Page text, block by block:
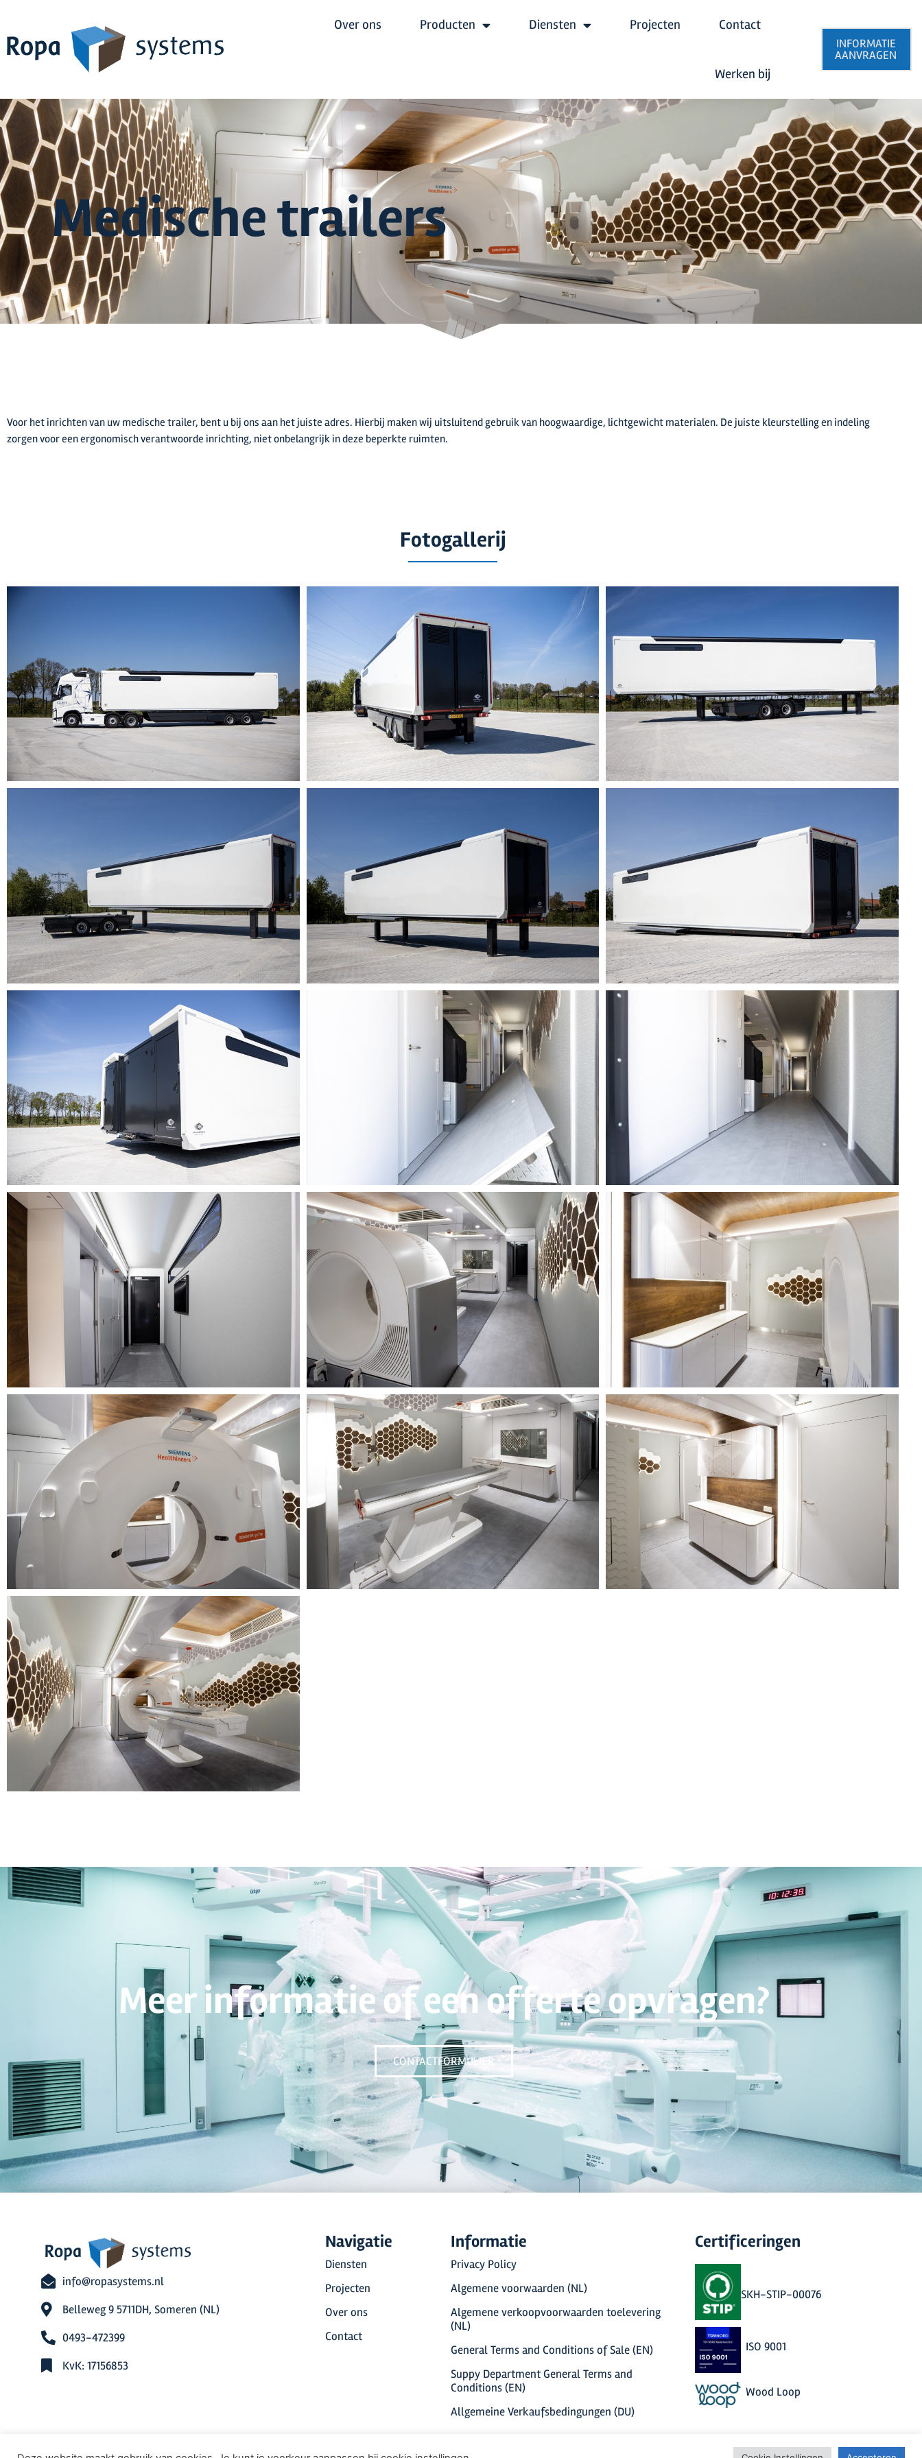
Over ons Producten Diensten Projecten Contact
Werken bij
INFORMATIE
AANVRAGEN
Medische trailers
Voor het inrichten van uw medische trailer, bent u bij ons aan het juiste adres. Hierbij maken wij uitsluitend gebruik van hoogwaardige, lichtgewicht materialen. De juiste kleurstelling en indeling
zorgen voor een ergonomisch verantwoorde inrichting, niet onbelangrijk in deze beperkte ruimten.
Fotogallerij
Meer informatie of een offerte opvragen?
CONTACTFORMULIER
info@ropasystems.nl
Belleweg 9 5711DH, Someren (NL)
0493-472399
KvK: 17156853
Navigatie
Diensten
Projecten
Over ons
Contact
Informatie
Privacy Policy
Algemene voorwaarden (NL)
Algemene verkoopvoorwaarden toelevering
(NL)
General Terms and Conditions of Sale (EN)
Suppy Department General Terms and
Conditions (EN)
Allgemeine Verkaufsbedingungen (DU)
Certificeringen
SKH-STIP-00076
ISO 9001
Wood Loop